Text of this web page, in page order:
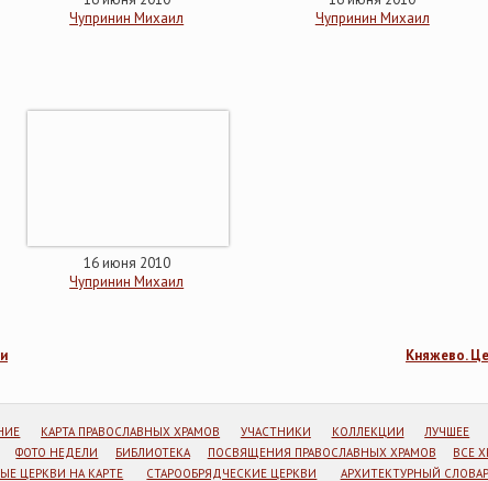
Чупринин Михаил
Чупринин Михаил
16 июня 2010
Чупринин Михаил
Княжево.
КАРТА ПРАВОСЛАВНЫХ ХРАМОВ УЧАСТНИКИ КОЛЛЕКЦИИ ЛУЧШЕЕ
ФОТО НЕДЕЛИ БИБЛИОТЕКА ПОСВЯЩЕНИЯ ПРАВОСЛАВНЫХ ХРАМОВ ВСЕ
ЦЕРКВИ НА КАРТЕ СТАРООБРЯДЧЕСКИЕ ЦЕРКВИ АРХИТЕКТУРНЫЙ